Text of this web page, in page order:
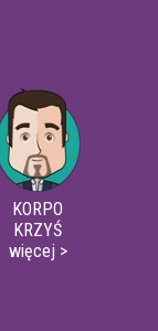
KORPO
KRZYŚ
więcej >